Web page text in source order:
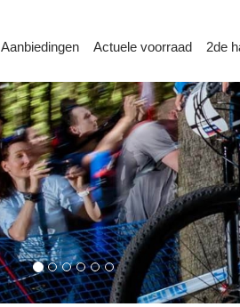
Aanbiedingen Actuele voorraad 2de